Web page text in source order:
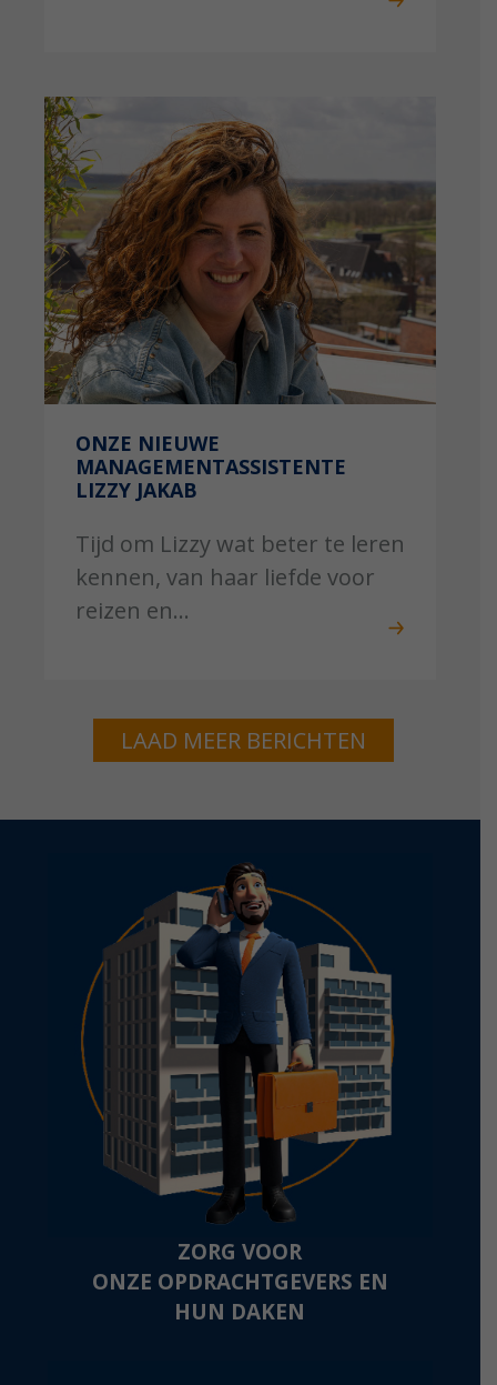
ONZE NIEUWE
MANAGEMENTASSISTENTE
LIZZY JAKAB
Tijd om Lizzy wat beter te leren
kennen, van haar liefde voor
reizen en...
LAAD MEER BERICHTEN
ZORG VOOR
ONZE OPDRACHTGEVERS EN
HUN DAKEN